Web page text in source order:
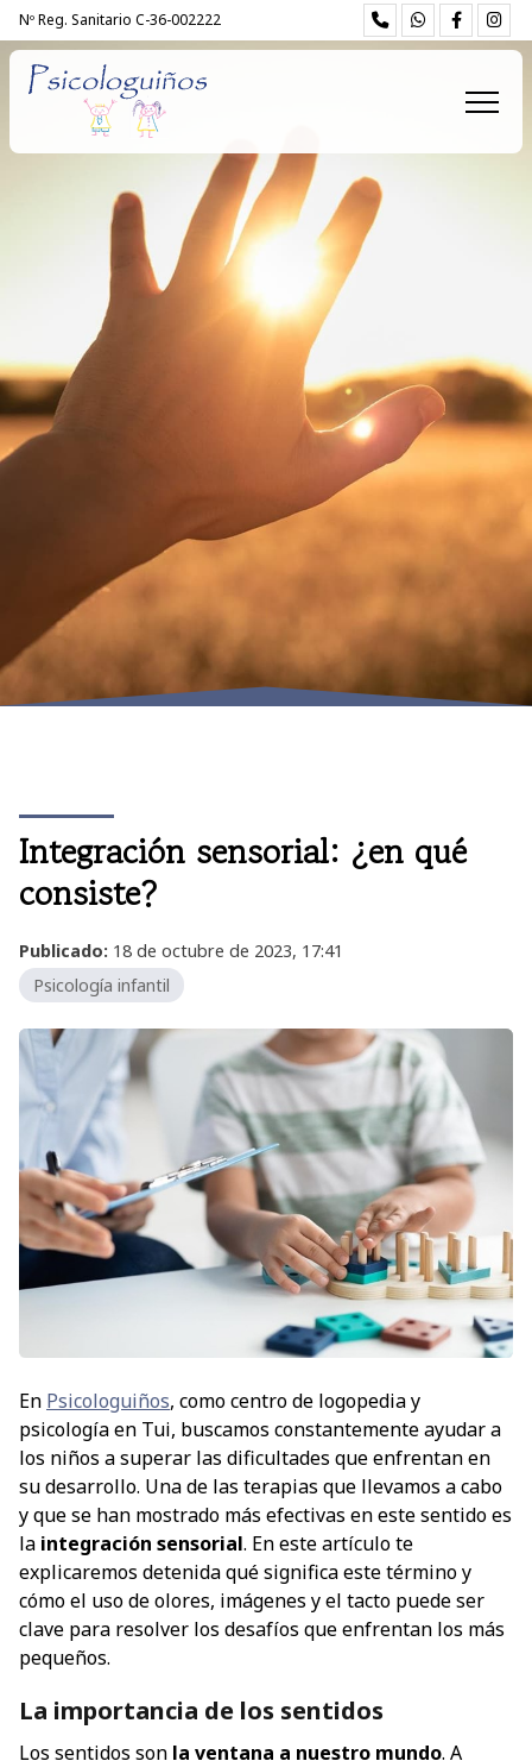
Nº Reg. Sanitario C-36-002222
Integración sensorial: ¿en qué
consiste?
Publicado: 18 de octubre de 2023, 17:41
Psicología infantil
En Psicologuiños, como centro de logopedia y
psicología en Tui, buscamos constantemente ayudar a
los niños a superar las dificultades que enfrentan en
su desarrollo. Una de las terapias que llevamos a cabo
y que se han mostrado más efectivas en este sentido es
la integración sensorial. En este artículo te
explicaremos detenida qué significa este término y
cómo el uso de olores, imágenes y el tacto puede ser
clave para resolver los desafíos que enfrentan los más
pequeños.
La importancia de los sentidos
Los sentidos son la ventana a nuestro mundo. A